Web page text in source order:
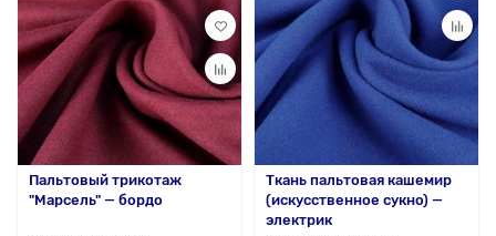
Пальтовый трикотаж
"Марсель" — бордо
Ткань пальтовая кашемир
(искусственное сукно) —
электрик